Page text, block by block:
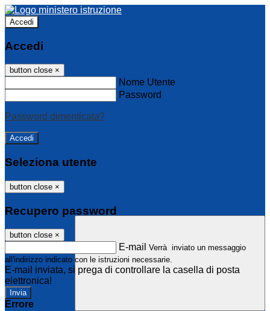
Accedi
Accedi
button close ×
Nome Utente
Password
Password dimenticata?
Seleziona utente
button close ×
Recupero password
button close ×
E-mail Verrà inviato un messaggio
all'indirizzo indicato con le istruzioni necessarie.
E-mail inviata, si prega di controllare la casella di posta
elettronica!
Errore